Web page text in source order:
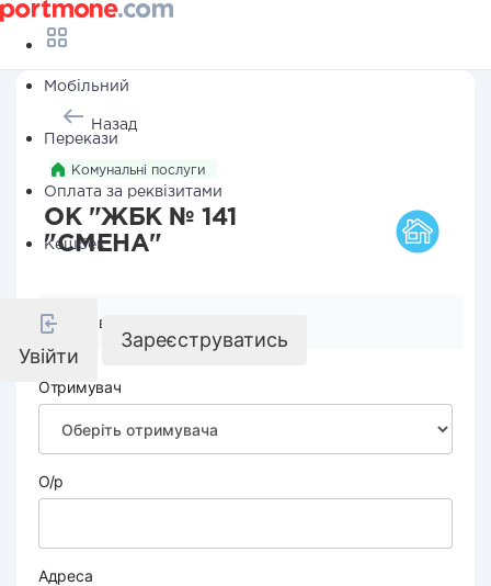
Мобільний
Перекази
Оплата за реквізитами
Кешбек
Увійти
Зареєструватись
Назад
Комунальні послуги
ОК "ЖБК № 141
"СМЕНА"
Реквізити компанії
Отримувач
О/р
Адреса